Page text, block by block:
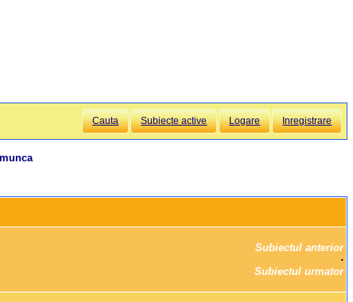
Cauta Subiecte active Logare Inregistrare
Subiectul anterior
Subiectul urmator